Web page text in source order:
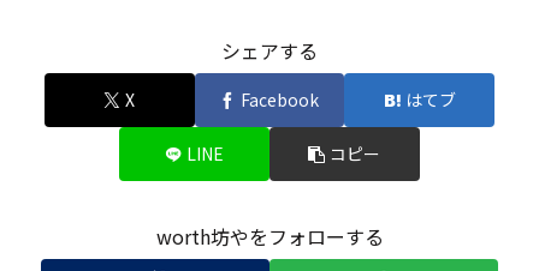
シェアする
X Facebook はてブ
LINE コピー
worth坊やをフォローする